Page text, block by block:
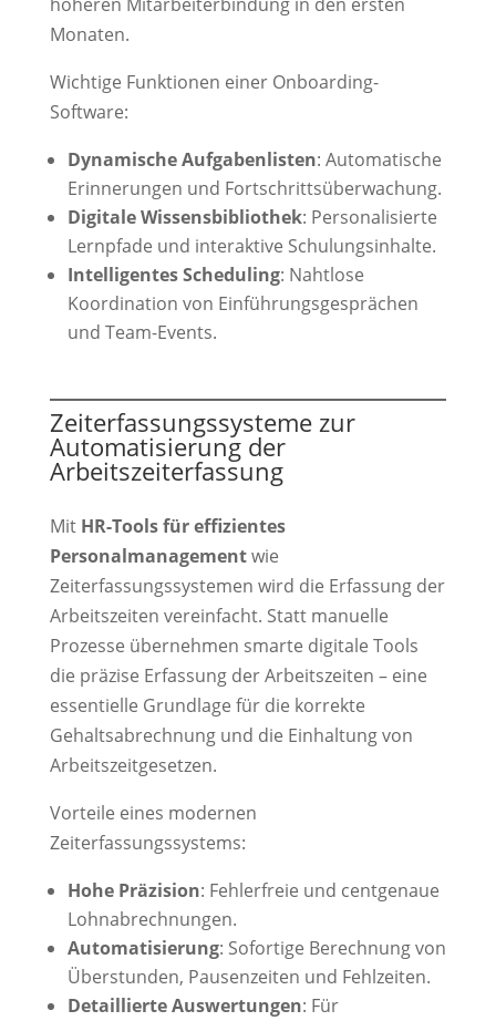
Monaten.
Wichtige Funktionen einer Onboarding-
Software:
Dynamische Aufgabenlisten: Automatische
Erinnerungen und Fortschrittsüberwachung.
Digitale Wissensbibliothek: Personalisierte
Lernpfade und interaktive Schulungsinhalte.
Intelligentes Scheduling: Nahtlose
Koordination von Einführungsgesprächen
und Team-Events.
Zeiterfassungssysteme zur
Automatisierung der
Arbeitszeiterfassung
Mit HR-Tools für effizientes
Personalmanagementwie
Zeiterfassungssystemen wird die Erfassung der
Arbeitszeiten vereinfacht. Statt manuelle
Prozesse übernehmen smarte digitale Tools
die präzise Erfassung der Arbeitszeiten – eine
essentielle Grundlage für die korrekte
Gehaltsabrechnung und die Einhaltung von
Arbeitszeitgesetzen.
Vorteile eines modernen
Zeiterfassungssystems:
Hohe Präzision: Fehlerfreie und centgenaue
Lohnabrechnungen.
Automatisierung: Sofortige Berechnung von
Überstunden, Pausenzeiten und Fehlzeiten.
Detaillierte Auswertungen: Für